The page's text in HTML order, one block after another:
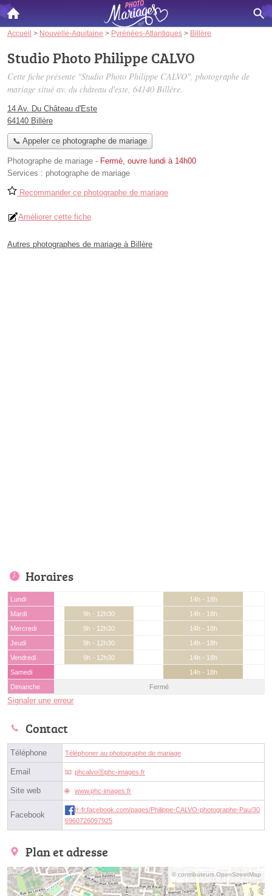
Accueil > Nouvelle-Aquitaine > Pyrénées-Atlantiques > Billère
Studio Photo Philippe CALVO
Cette fiche présente "Studio Photo Philippe CALVO", photographe de
mariage situé av. du château d'este, 64140 Billère.
14 Av. Du Château d'Este
64140 Billère
📞 Appeler ce photographe de mariage
Photographe de mariage - Fermé, ouvre lundi à 14h00
Services : photographe de mariage
Recommander ce photographe de mariage
Améliorer cette fiche
Autres photographes de mariage à Billère
Horaires
Lundi
14h - 18h
Mardi
9h - 12h30
14h - 18h
Mercredi
9h - 12h30
14h - 18h
Jeudi
9h - 12h30
14h - 18h
Vendredi
9h - 12h30
14h - 18h
Samedi
14h - 18h
Dimanche
Fermé
Signaler une erreur
Contact
Téléphone Téléphoner au photographe de mariage
Email phcalvoⓐphc-images.fr
Site web www.phc-images.fr
Facebook
fr-fr.facebook.com/pages/Philippe-CALVO-photographe-Pau/30
6960726097925
Plan et adresse
© contributeurs OpenStreetMap